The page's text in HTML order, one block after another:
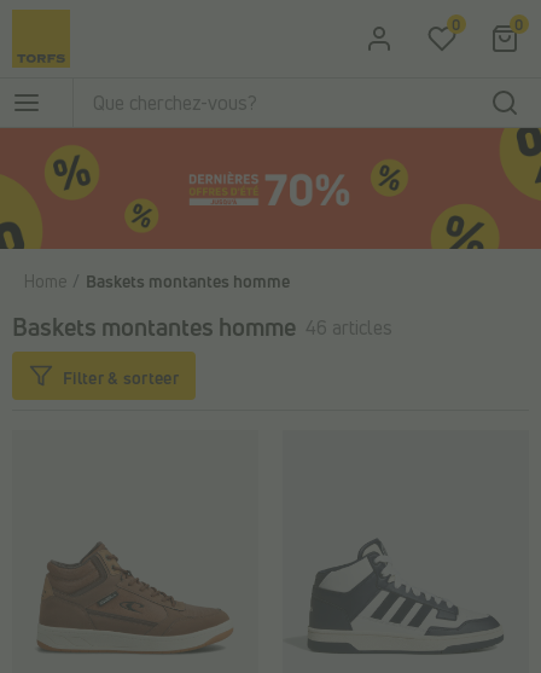
Passer au contenu principal 0 0
Home Baskets montantes homme
Baskets montantes homme 46 articles
Filter & sorteer